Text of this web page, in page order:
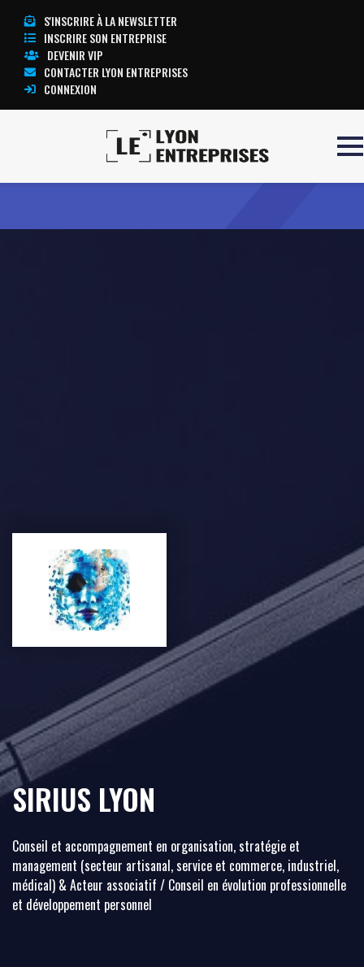
S'INSCRIRE À LA NEWSLETTER
INSCRIRE SON ENTREPRISE
DEVENIR VIP
CONTACTER LYON ENTREPRISES
CONNEXION
SIRIUS LYON
Conseil et accompagnement en organisation, stratégie et
management (secteur artisanal, service et commerce, industriel,
médical) & Acteur associatif / Conseil en évolution professionnelle
et développement personnel